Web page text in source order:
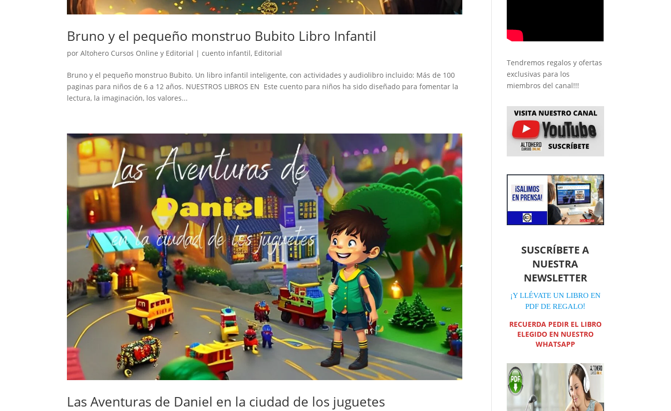
Bruno y el pequeño monstruo Bubito Libro Infantil
porAltohero Cursos Online y Editorial |cuento infantil, Editorial
Bruno y el pequeño monstruo Bubito. Un libro infantil inteligente, con actividades y audiolibro incluido: Más de 100
paginas para niños de 6 a 12 años. NUESTROS LIBROS EN Este cuento para niños ha sido diseñado para fomentar la
lectura, la imaginación, los valores...
Las Aventuras de Daniel en la ciudad de los juguetes
Tendremos regalos y ofertas
exclusivas para los
miembros del canal!!!
SUSCRÍBETE A
NUESTRA
NEWSLETTER
¡Y LLÉVATE UN LIBRO EN
PDF DE REGALO!
RECUERDA PEDIR EL LIBRO
ELEGIDO EN NUESTRO
WHATSAPP